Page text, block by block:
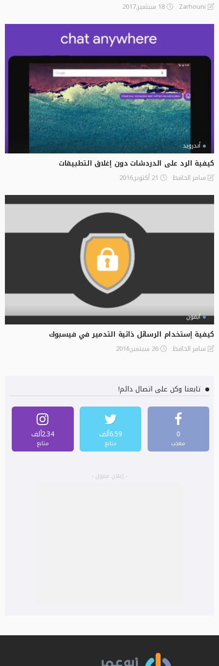
Zarhouni 18 سبتمبر,2017
أندرويد
كيفية الرد على الدردشات دون إغلاق التطبيقات
سامر الحافظ 21 أكتوبر,2016
آيفون
كيفية إستخدام الرسائل ذاتية التدمير في فيسبوك
سامر الحافظ 26 سبتمبر,2016
تابعنا وكن على اتصال دائم!
0
معجب
6.59ألف
متابع
2.34ألف
متابع
- إعلان ممول -